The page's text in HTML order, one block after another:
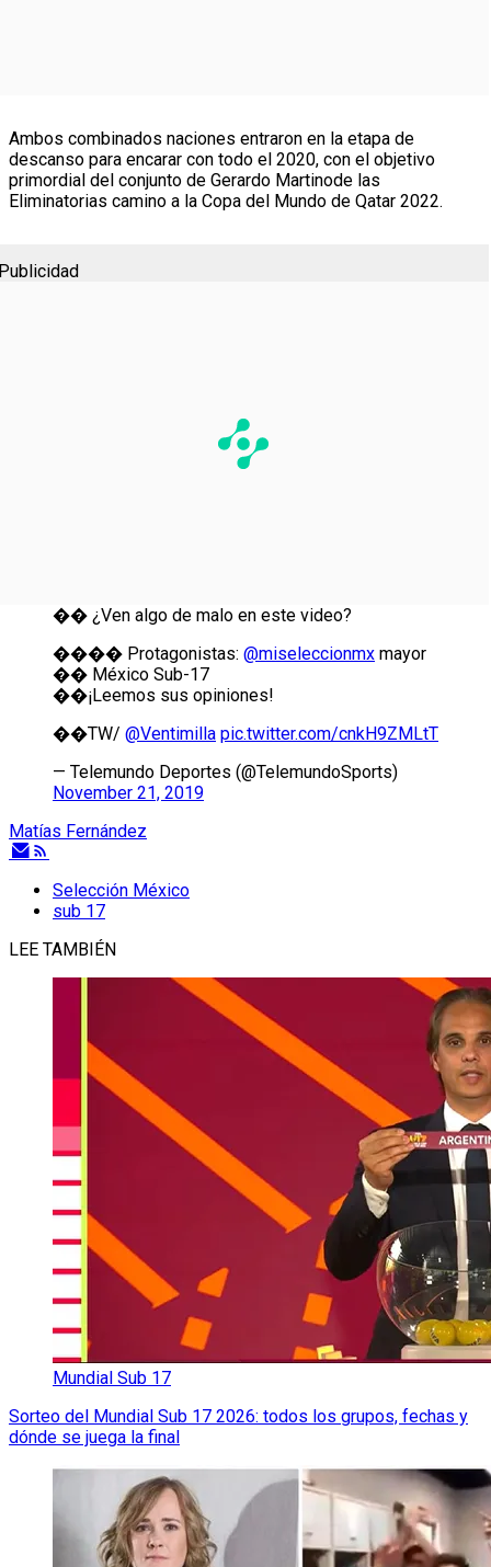
Ambos combinados naciones entraron en la etapa de
descanso para encarar con todo el 2020, con el objetivo
primordial del conjunto de Gerardo Martinode las
Eliminatorias camino a la Copa del Mundo de Qatar 2022.
�� ¿Ven algo de malo en este video?
���� Protagonistas: @miseleccionmx mayor
�� México Sub-17
��¡Leemos sus opiniones!
��TW/ @Ventimilla pic.twitter.com/cnkH9ZMLtT
— Telemundo Deportes (@TelemundoSports)
November 21, 2019
Matías Fernández
Selección México
sub 17
LEE TAMBIÉN
Mundial Sub 17
Sorteo del Mundial Sub 17 2026: todos los grupos, fechas y
dónde se juega la final